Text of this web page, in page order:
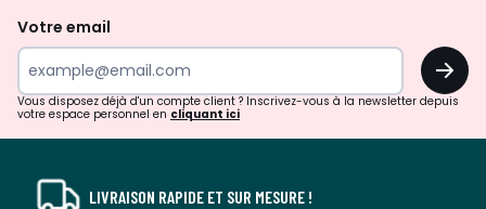
surprises?
Votre email
OK
Vous disposez déjà d'un compte client ? Inscrivez-vous à la newsletter depuis
votre espace personnel en cliquant ici
LIVRAISON RAPIDE ET SUR MESURE !